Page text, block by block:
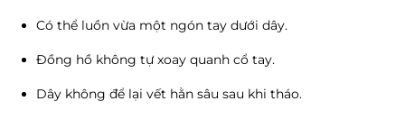
Có thể luồn vừa một ngón tay dưới dây.
Đồng hồ không tự xoay quanh cổ tay.
Dây không để lại vết hằn sâu sau khi tháo.